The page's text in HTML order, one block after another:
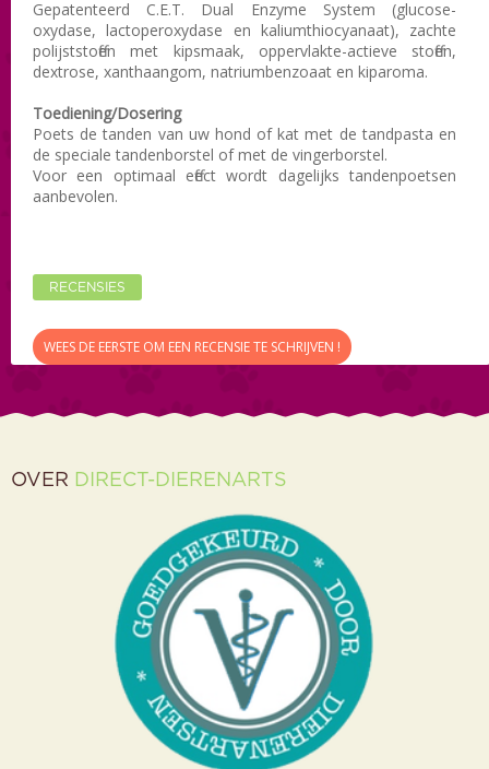
Gepatenteerd C.E.T. Dual Enzyme System (glucose-
oxydase, lactoperoxydase en kaliumthiocyanaat), zachte
polijststoffen met kipsmaak, oppervlakte-actieve stoffen,
dextrose, xanthaangom, natriumbenzoaat en kiparoma.
Toediening/Dosering
Poets de tanden van uw hond of kat met de tandpasta en
de speciale tandenborstel of met de vingerborstel.
Voor een optimaal effect wordt dagelijks tandenpoetsen
aanbevolen.
RECENSIES
WEES DE EERSTE OM EEN RECENSIE TE SCHRIJVEN !
OVER DIRECT-DIERENARTS